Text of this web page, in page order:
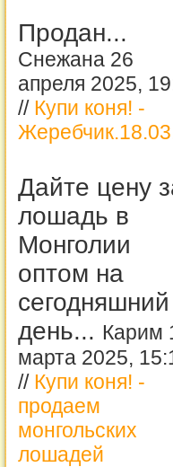
Продан...
Снежана 26
апреля 2025,
// Купи коня! -
Дайте цену
лошадь в
Монголии
оптом на
сегодняшний
день... Карим
марта 2025,
// Купи коня! -
продаем
монгольских
лошадей